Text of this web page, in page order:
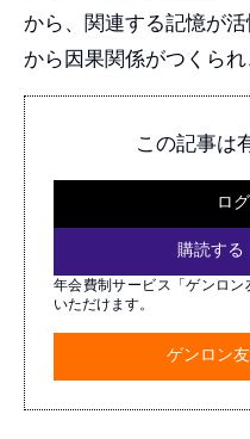
から、関連する記憶が
から因果関係がつくられ
この記事は
ロ
購読する
年会費制サービス「ゲンロ
いただけます。
ゲンロン